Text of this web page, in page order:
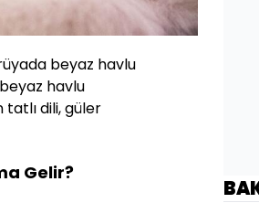
beyaz havlu
havlu
tatlı dili, güler
Gelir?